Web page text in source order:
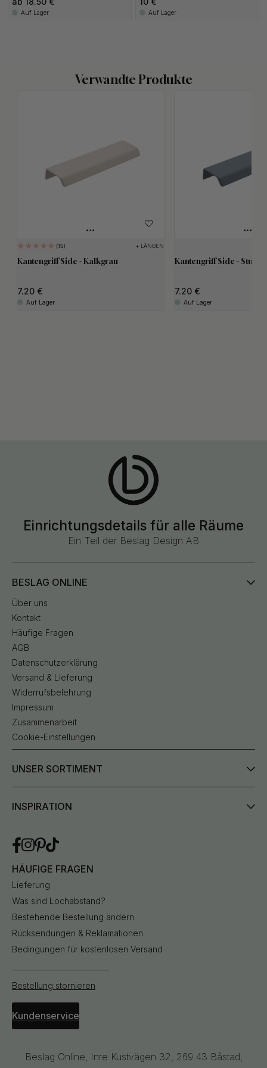
Auf Lager Auf Lager
Verwandte Produkte
15 + LÄNGEN
Kantengriff Side - Kalkgrau
7.20
Auf Lager
Kantengriff Side -
7.20
Auf Lager
Einrichtungsdetails für alle Räume
Ein Teil der Beslag Design AB
BESLAG ONLINE
Über uns
Kontakt
Häufige Fragen
AGB
Datenschutzerklärung
Versand & Lieferung
Widerrufsbelehrung
Impressum
Zusammenarbeit
Cookie-Einstellungen
UNSER SORTIMENT
INSPIRATION
HÄUFIGE FRAGEN
Lieferung
Was sind Lochabstand?
Bestehende Bestellung ändern
Rücksendungen & Reklamationen
Bedingungen für kostenlosen Versand
Bestellung stornieren
Kundenservice
Beslag Online, Inre Kustvägen 32, 269 43 Båstad,